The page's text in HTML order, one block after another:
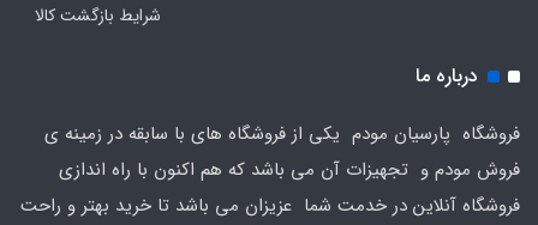
شرایط بازگشت کالا
درباره ما
فروشگاه پارسیان مودم یکی از فروشگاه های با سابقه در زمینه ی
فروش مودم و تجهیزات آن می باشد که هم اکنون با راه اندازی
فروشگاه آنلاین در خدمت شما عزیزان می باشد تا خرید بهتر و راحت